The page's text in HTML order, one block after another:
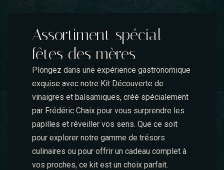
Assortiment spécial
fêtes des mères
Plongez dans une expérience gastronomique
exquise avec notre Kit Découverte de
vinaigres et balsamiques, créé spécialement
par Frédéric Chaix pour vous surprendre les
papilles et réveiller vos sens. Que ce soit
pour explorer notre gamme de trésors
culinaires ou pour offrir un cadeau complet à
vos proches, ce kit est un choix parfait.